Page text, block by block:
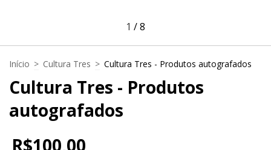
1 /8
Início > Cultura Tres > Cultura Tres - Produtos autografados
Cultura Tres - Produtos
autografados
R$100,00